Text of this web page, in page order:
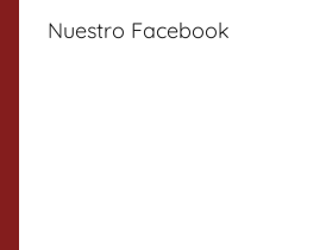
Nuestro Facebook